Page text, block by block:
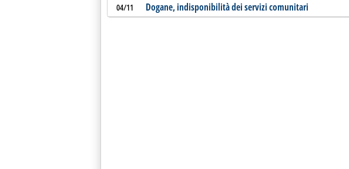
04/11 Dogane, indisponibilità dei servizi comunitari